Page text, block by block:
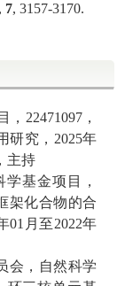
7, 3157-3170.
， 22471097，
研究， 2025年
主持
基金项目，
架化合物的合
01 月至2022年
会，自然科学